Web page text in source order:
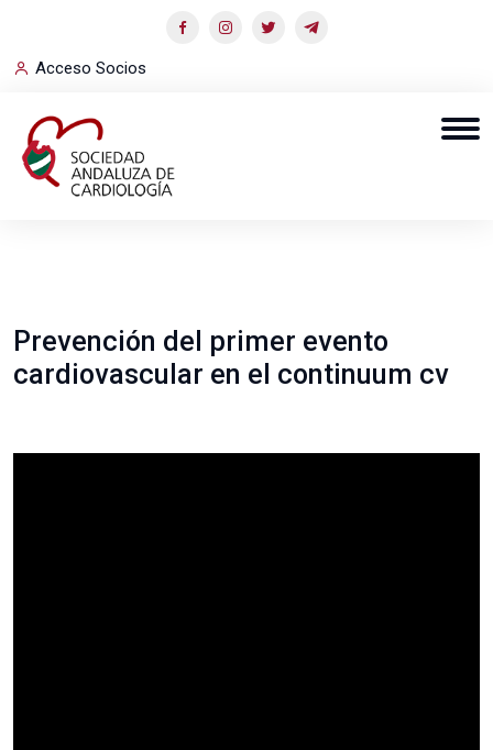
Acceso Socios
Prevención del primer evento
cardiovascular en el continuum cv